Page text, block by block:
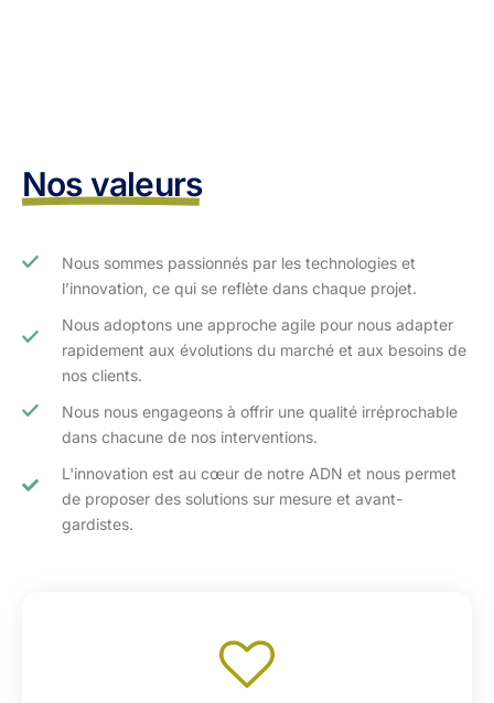
Nos valeurs
Nous sommes passionnés par les technologies et
l’innovation, ce qui se reflète dans chaque projet.
Nous adoptons une approche agile pour nous adapter
rapidement aux évolutions du marché et aux besoins de
nos clients.​
Nous nous engageons à offrir une qualité irréprochable
dans chacune de nos interventions.
L'innovation est au cœur de notre ADN et nous permet
de proposer des solutions sur mesure et avant-
gardistes.